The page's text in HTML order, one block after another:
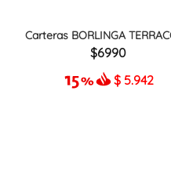
Carteras BORLINGA
6990
$ 5.942